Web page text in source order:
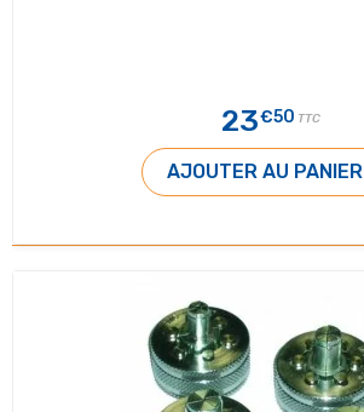
23€50 TTC
AJOUTER AU PANIER